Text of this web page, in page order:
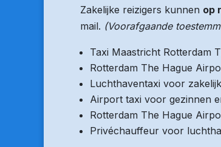
Zakelijke reizigers kunnen op
mail. (Voorafgaande
Taxi Maastricht Rotterdam
Rotterdam The Hague
Luchthaventaxi voor
Airport taxi voor gezinnen
Rotterdam The Hague
Privéchauffeur voor